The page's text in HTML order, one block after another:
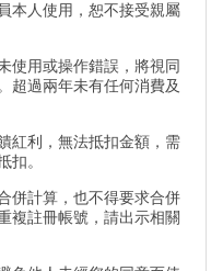
本人使用，恕不接受親屬
使用或操作錯誤，將視同
超過兩年未有任何消費及
紅利，無法抵扣金額，需
扣。
併計算，也不得要求合併
複註冊帳號，請出示相關